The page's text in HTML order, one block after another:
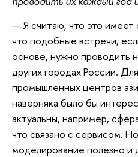
— Я считаю, что это
что подобные встречи,
основе, нужно проводить
других городах России.
промышленных центров
наверняка было бы
актуальны, например,
что связано с сервисом.
моделирование полезно и